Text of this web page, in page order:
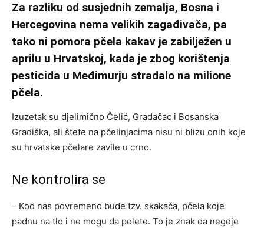
Za razliku od susjednih zemalja, Bosna i
Hercegovina nema velikih zagađivača, pa
tako ni pomora pčela kakav je zabilježen u
aprilu u Hrvatskoj, kada je zbog korištenja
pesticida u Međimurju stradalo na milione
pčela.
Izuzetak su djelimično Čelić, Gradačac i Bosanska
Gradiška, ali štete na pčelinjacima nisu ni blizu onih koje
su hrvatske pčelare zavile u crno.
Ne kontrolira se
– Kod nas povremeno bude tzv. skakača, pčela koje
padnu na tlo i ne mogu da polete. To je znak da negdje